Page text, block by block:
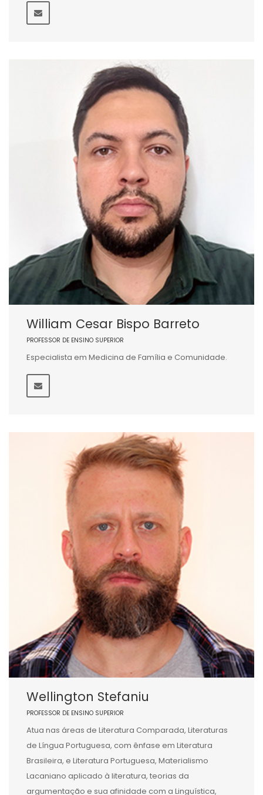
William Cesar Bispo Barreto
PROFESSOR DE ENSINO SUPERIOR
Especialista em Medicina de Família e Comunidade.
Wellington Stefaniu
PROFESSOR DE ENSINO SUPERIOR
Atua nas áreas de Literatura Comparada, Literaturas
de Língua Portuguesa, com ênfase em Literatura
Brasileira, e Literatura Portuguesa, Materialismo
Lacaniano aplicado à literatura, teorias da
argumentação e sua afinidade com a Linguística,